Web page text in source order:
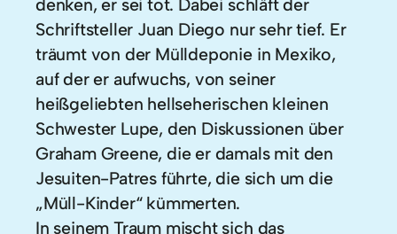
Schriftsteller Juan Diego nur sehr tief. Er
träumt von der Mülldeponie in Mexiko,
auf der er aufwuchs, von seiner
heißgeliebten hellseherischen kleinen
Schwester Lupe, den Diskussionen über
Graham Greene, die er damals mit den
Jesuiten-Patres führte, die sich um die
„Müll-Kinder“ kümmerten.
In seinem Traum mischt sich das